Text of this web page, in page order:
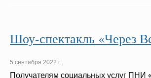
Шоу-спектакль «Через
5 сентября 2022 г.
Получателям социальных услуг ПНИ